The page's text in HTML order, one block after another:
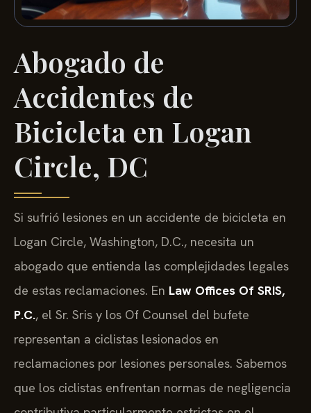
Abogado de
Accidentes de
Bicicleta en Logan
Circle, DC
Si sufrió lesiones en un accidente de bicicleta en
Logan Circle, Washington, D.C., necesita un
abogado que entienda las complejidades legales
de estas reclamaciones. En Law Offices Of SRIS,
P.C., el Sr. Sris y los Of Counsel del bufete
representan a ciclistas lesionados en
reclamaciones por lesiones personales. Sabemos
que los ciclistas enfrentan normas de negligencia